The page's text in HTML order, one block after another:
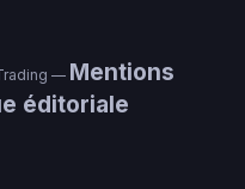
— Mentions
éditoriale